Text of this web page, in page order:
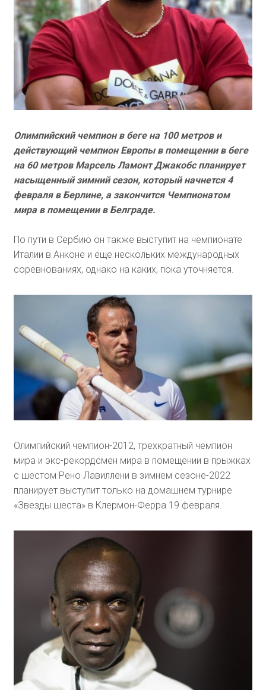
Олимпийский чемпион в беге на 100 метров и
действующий чемпион Европы в помещении в беге
на 60 метров Марсель Ламонт Джакобс планирует
насыщенный зимний сезон, который начнется 4
февраля в Берлине, а закончится Чемпионатом
мира в помещении в Белграде.
По пути в Сербию он также выступит на чемпионате
Италии в Анконе и еще нескольких международных
соревнованиях, однако на каких, пока уточняется.
Олимпийский чемпион-2012, трехкратный чемпион
мира и экс-рекордсмен мира в помещении в прыжках
с шестом Рено Лавиллени в зимнем сезоне-2022
планирует выступит только на домашнем турнире
«Звезды шеста» в Клермон-Ферра 19 февраля.